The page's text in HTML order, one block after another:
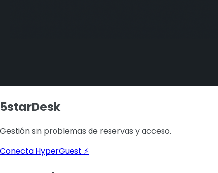
5starDesk
Gestión sin problemas de reservas y acceso.
Conecta HyperGuest ⚡